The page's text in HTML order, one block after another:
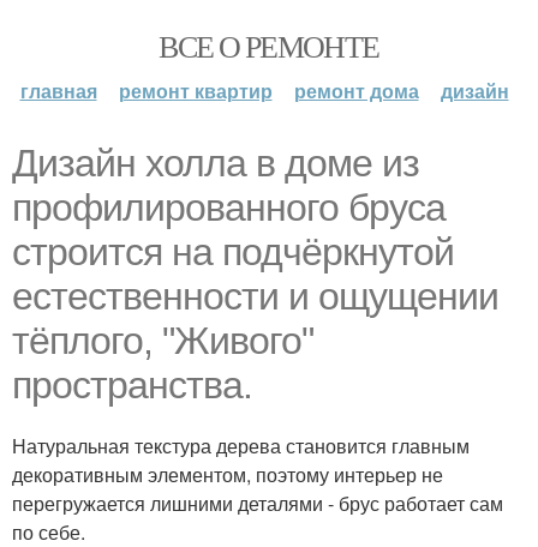
ВСЕ О РЕМОНТЕ
главная ремонт квартир ремонт дома дизайн
Дизайн холла в доме из
профилированного бруса
строится на подчёркнутой
естественности и ощущении
тёплого, "Живого"
пространства.
Натуральная текстура дерева становится главным
декоративным элементом, поэтому интерьер не
перегружается лишними деталями - брус работает сам
по себе.